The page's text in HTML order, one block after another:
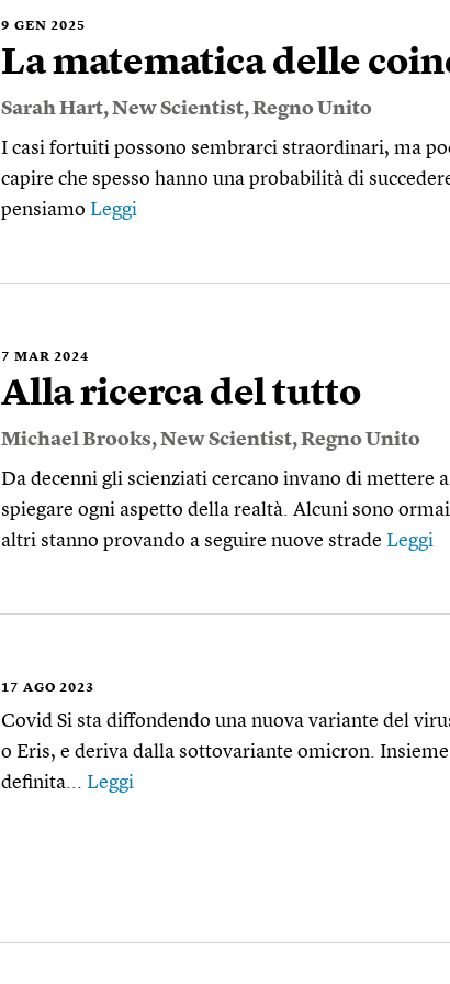
9 GEN 2025
La matematica delle
Sarah Hart,New Scientist,Regno Unito
I casi fortuiti possono sembrarci straordinari, ma
capire che spesso hanno una probabilità di
pensiamo Leggi
7 MAR 2024
Alla ricerca del tutto
Michael Brooks,New Scientist,Regno Unito
Da decenni gli scienziati cercano invano di mettere
spiegare ogni aspetto della realtà. Alcuni sono
altri stanno provando a seguire nuove strade Leggi
17 AGO 2023
Covid Si sta diffondendo una nuova variante del
o Eris, e deriva dalla sottovariante omicron. Insieme
definita... Leggi